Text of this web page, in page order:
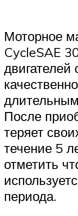
Моторное
CycleSAE
двигателей
После
теряет
течение 5
отметить
периода.